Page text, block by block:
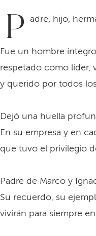
P adre, hijo,
Fue un hombre
respetado como líder,
y querido por todos
Dejó una huella
En su empresa y en
que tuvo el privilegio
Padre de Marco y
Su recuerdo, su
vivirán para siempre